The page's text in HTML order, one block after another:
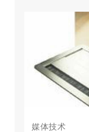
媒体技术